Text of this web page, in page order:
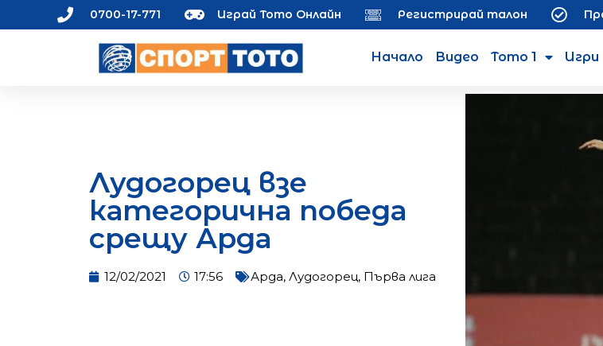
0700-17-771 Играй Тото Онлайн Регистрирай талон
Начало Видео Тото 1 Игри
Лудогорец взе
категорична победа
срещу Арда
12/02/2021 17:56 Арда, Лудогорец, Първа лига